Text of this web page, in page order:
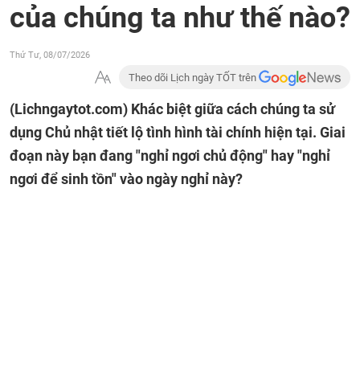
của chúng ta như thế nào?
Thứ Tư, 08/07/2026
Theo dõi Lịch ngày TỐT trên
(Lichngaytot.com) Khác biệt giữa cách chúng ta sử
dụng Chủ nhật tiết lộ tình hình tài chính hiện tại. Giai
đoạn này bạn đang "nghỉ ngơi chủ động" hay "nghỉ
ngơi để sinh tồn" vào ngày nghỉ này?